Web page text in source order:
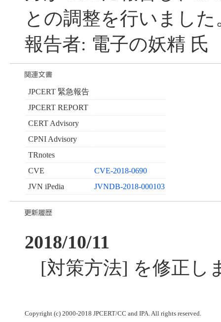
との調整を行いました
報告者: 電子の妖精 氏
JPCERT 緊急報告
JPCERT REPORT
CERT Advisory
CPNI Advisory
TRnotes
CVE
CVE-2018-0690
JVN iPedia
JVNDB-2018-000103
2018/10/11
[対策方法] を修正し
Copyright (c) 2000-2018 JPCERT/CC and IPA. All rights reserved.